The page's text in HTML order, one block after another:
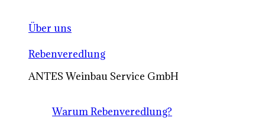
Über uns
Rebenveredlung
ANTES Weinbau Service GmbH
Warum Rebenveredlung?